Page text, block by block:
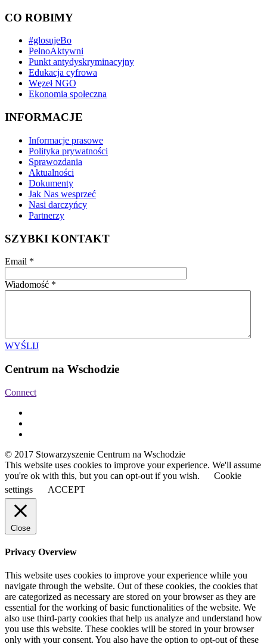
CO ROBIMY
#glosujeBo
PełnoAktywni
Punkt antydyskryminacyjny
Edukacja cyfrowa
Węzeł NGO
Ekonomia społeczna
INFORMACJE
Informacje prasowe
Polityka prywatności
Sprawozdania
Aktualności
Dokumenty
Jak Nas wesprzeć
Nasi darczyńcy
Partnerzy
SZYBKI KONTAKT
Email *
Wiadomość *
WYŚLIJ
Centrum na Wschodzie
Connect
© 2017 Stowarzyszenie Centrum na Wschodzie
This website uses cookies to improve your experience. We'll assume
you're ok with this, but you can opt-out if you wish.
Cookie
settings
ACCEPT
Close
Privacy Overview
This website uses cookies to improve your experience while you
navigate through the website. Out of these cookies, the cookies that
are categorized as necessary are stored on your browser as they are
essential for the working of basic functionalities of the website. We
also use third-party cookies that help us analyze and understand how
you use this website. These cookies will be stored in your browser
only with your consent. You also have the option to opt-out of these